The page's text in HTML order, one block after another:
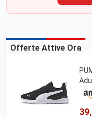
Offerte Attive Ora